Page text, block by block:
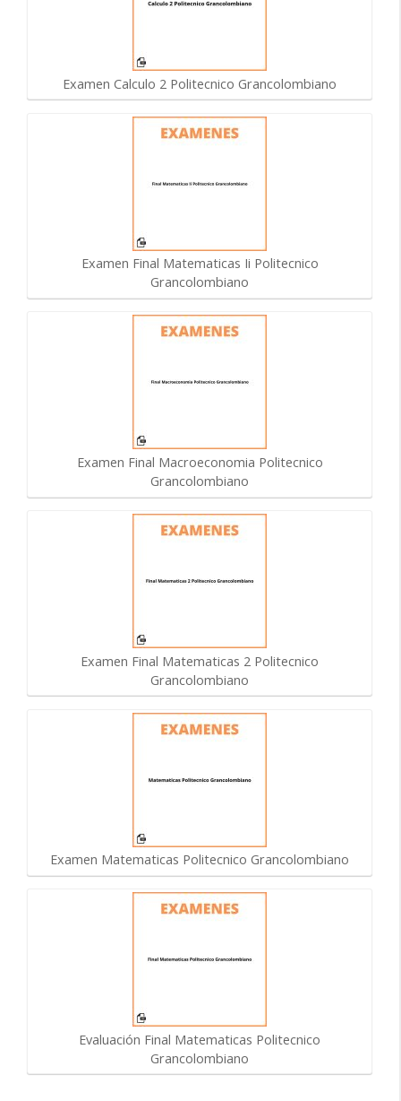
Examen Calculo 2 Politecnico Grancolombiano
Examen Final Matematicas Ii Politecnico
Grancolombiano
Examen Final Macroeconomia Politecnico
Grancolombiano
Examen Final Matematicas 2 Politecnico
Grancolombiano
Examen Matematicas Politecnico Grancolombiano
Evaluación Final Matematicas Politecnico
Grancolombiano